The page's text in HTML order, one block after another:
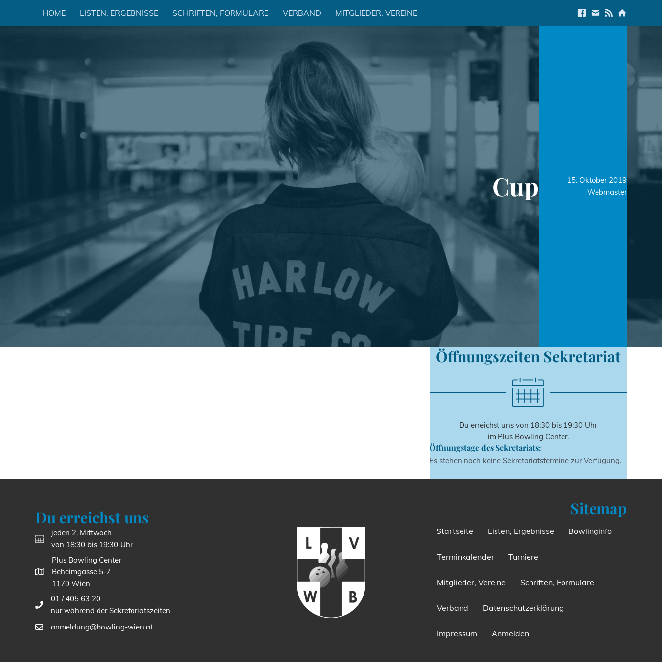
springen
HOME LISTEN, ERGEBNISSE SCHRIFTEN, FORMULARE VERBAND MITGLIEDER, VEREINE Link to Facebook
E-Mail us
Link to RSS Feed
Link to
Cup
15. Oktober 2019
Webmaster
Öffnungszeiten Sekretariat
Du erreichst uns von 18:30 bis 19:30 Uhr
im Plus Bowling Center.
Öffnungstage des Sekretariats:
Es stehen noch keine Sekretariatstermine zur Verfügung.
Du erreichst uns
jeden 2. Mittwoch
von 18:30 bis 19:30 Uhr
Plus Bowling Center
Beheimgasse 5-7
1170 Wien
01 / 405 63 20
nur während der Sekretariatszeiten
anmeldung@bowling-wien.at
Sitemap
Startseite Listen, Ergebnisse Bowlinginfo
Terminkalender Turniere
Mitglieder, Vereine Schriften, Formulare
Verband Datenschutzerklärung
Impressum Anmelden